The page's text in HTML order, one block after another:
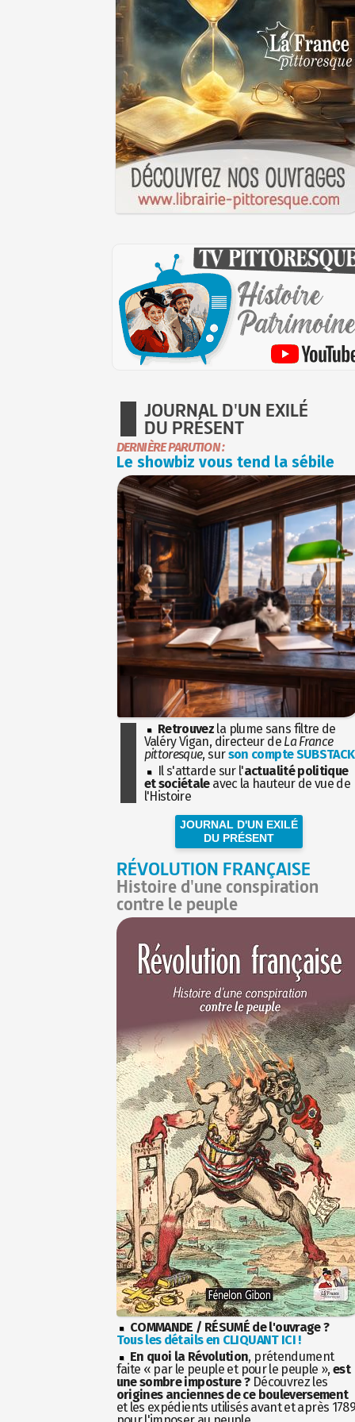
JOURNAL D'UN EXILÉ
DU PRÉSENT
DERNIÈRE PARUTION :
Le showbiz vous tend la sébile
Retrouvez la plume sans filtre de
Valéry Vigan, directeur de La France
pittoresque, surson compte SUBSTACK
Il s'attarde sur l'actualité politique
et sociétaleavec la hauteur de vue de
l'Histoire
JOURNAL D'UN EXILÉ
DU PRÉSENT
RÉVOLUTION FRANÇAISE
Histoire d'une conspiration
contre le peuple
COMMANDE / RÉSUMÉ de l'ouvrage ?
Tous les détails en CLIQUANT ICI !
En quoi la Révolution, prétendument
faite « par le peuple et pour le peuple », est
une sombre imposture ?Découvrez les
origines anciennes de ce bouleversement
et les expédients utilisés avant et après